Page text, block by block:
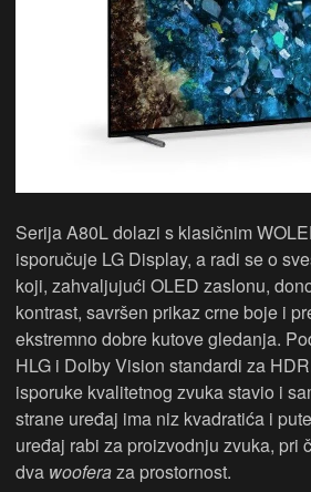
Serija A80L dolazi s klasičnim
isporučuje LG Display, a radi se o
koji, zahvaljujući OLED zaslonu,
kontrast, savršen prikaz crne boje i
ekstremno dobre kutove gledanja.
HLG i Dolby Vision standardi za
isporuke kvalitetnog zvuka stavio i
strane uređaj ima niz kvadratića i
uređaj rabi za proizvodnju zvuka, pri
dva wooferaza prostornost.